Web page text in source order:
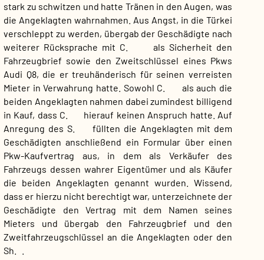
stark zu schwitzen und hatte Tränen in den Augen, was
die Angeklagten wahrnahmen. Aus Angst, in die Türkei
verschleppt zu werden, übergab der Geschädigte nach
weiterer Rücksprache mit C. als Sicherheit den
Fahrzeugbrief sowie den Zweitschlüssel eines Pkws
Audi Q8, die er treuhänderisch für seinen verreisten
Mieter in Verwahrung hatte. Sowohl C. als auch die
beiden Angeklagten nahmen dabei zumindest billigend
in Kauf, dass C. hierauf keinen Anspruch hatte. Auf
Anregung des S. füllten die Angeklagten mit dem
Geschädigten anschließend ein Formular über einen
Pkw-Kaufvertrag aus, in dem als Verkäufer des
Fahrzeugs dessen wahrer Eigentümer und als Käufer
die beiden Angeklagten genannt wurden. Wissend,
dass er hierzu nicht berechtigt war, unterzeichnete der
Geschädigte den Vertrag mit dem Namen seines
Mieters und übergab den Fahrzeugbrief und den
Zweitfahrzeugschlüssel an die Angeklagten oder den
Sh. .